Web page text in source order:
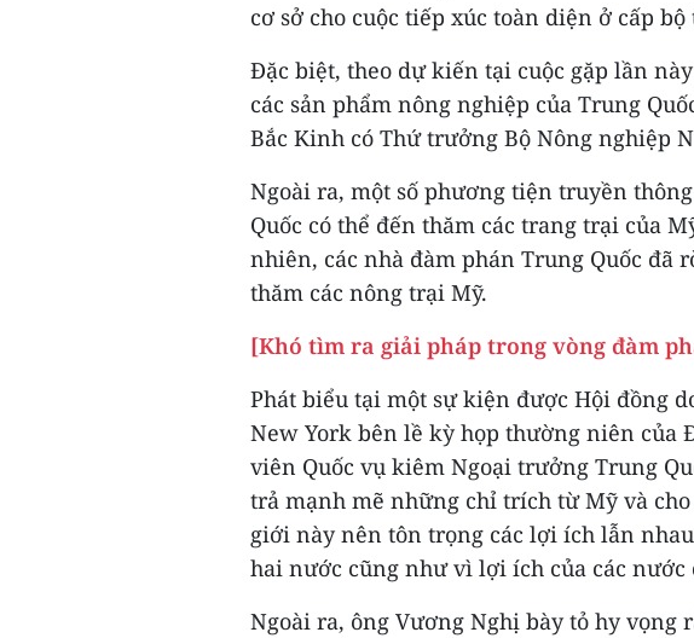
cơ sở cho cuộc tiếp xúc toàn diện ở cấp
Đặc biệt, theo dự kiến tại cuộc gặp lần
các sản phẩm nông nghiệp của Trung
Bắc Kinh có Thứ trưởng Bộ Nông nghiệp
Ngoài ra, một số phương tiện truyền
Quốc có thể đến thăm các trang trại của
nhiên, các nhà đàm phán Trung Quốc đã
thăm các nông trại Mỹ.
[Khó tìm ra giải pháp trong vòng đàm
Phát biểu tại một sự kiện được Hội đồng
New York bên lề kỳ họp thường niên của
viên Quốc vụ kiêm Ngoại trưởng Trung
trả mạnh mẽ những chỉ trích từ Mỹ và
giới này nên tôn trọng các lợi ích lẫn
hai nước cũng như vì lợi ích của các
Ngoài ra, ông Vương Nghị bày tỏ hy vọng